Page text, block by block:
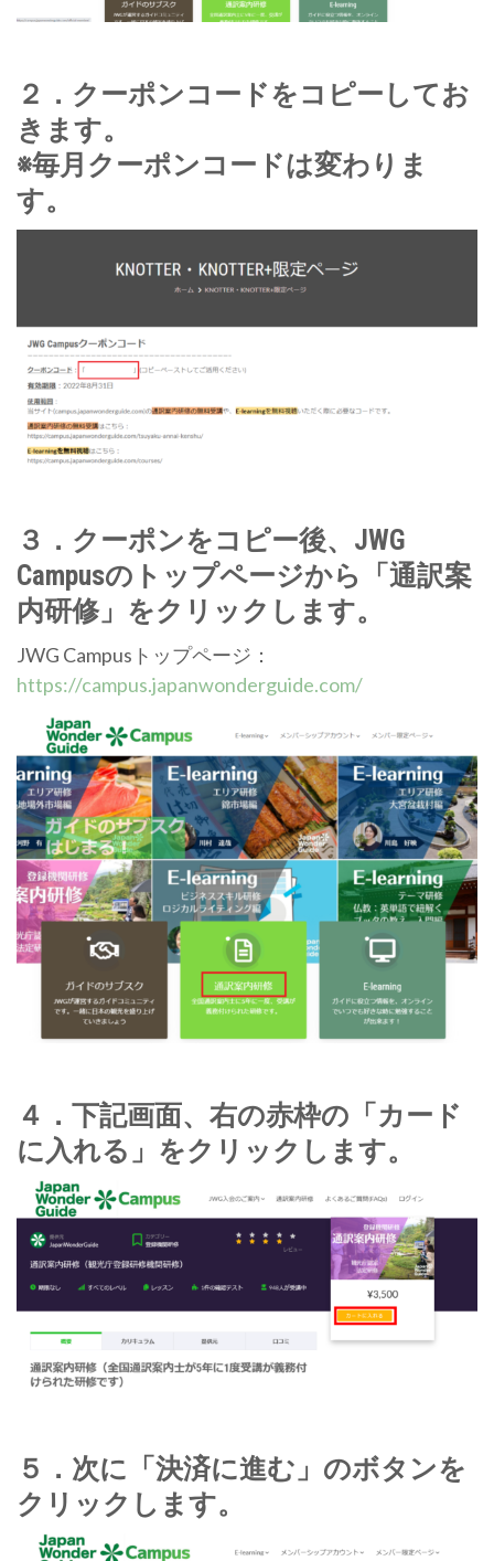
２．クーポンコードをコピーしてお
きます。
※毎月クーポンコードは変わりま
す。
３．クーポンをコピー後、JWG
Campusのトップページから「通訳案
内研修」をクリックします。
JWG Campusトップページ：
https://campus.japanwonderguide.com/
４．下記画面、右の赤枠の「カード
に入れる」をクリックします。
５．次に「決済に進む」のボタンを
クリックします。